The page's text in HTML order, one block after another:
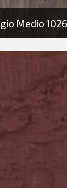
Medio 1026